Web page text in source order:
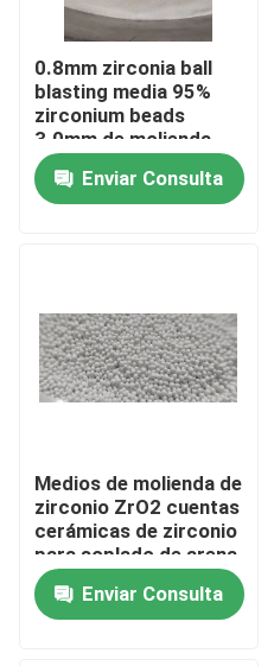
la gota
0.8mm zirconia ball
blasting media 95%
zirconium beads
3.0mm de molienda
Enviar Consulta
Medios de molienda de
zirconio ZrO2 cuentas
cerámicas de zirconio
para soplado de arena
proveedor
Enviar Consulta